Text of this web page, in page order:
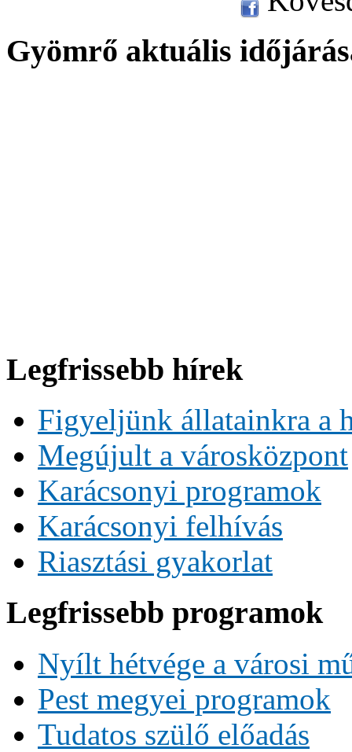
Gyömrő aktuális
Legfrissebb hírek
Figyeljünk állatainkra a
Megújult a városközpont
Karácsonyi programok
Karácsonyi felhívás
Riasztási gyakorlat
Legfrissebb programok
Nyílt hétvége a városi
Pest megyei programok
Tudatos szülő előadás